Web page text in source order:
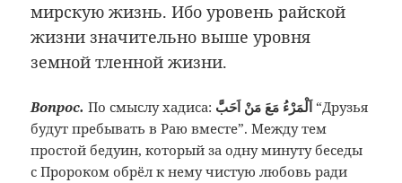
мирскую жизнь. Ибо уровень райской
жизни значительно выше уровня
земной тленной жизни.
Вопрос. По смыслу хадиса: اَلْمَرْءُ مَعَ مَنْ اَحَبَّ “Друзья
будут пребывать в Раю вместе”. Между тем
простой бедуин, который за одну минуту беседы
с Пророком обрёл к нему чистую любовь ради